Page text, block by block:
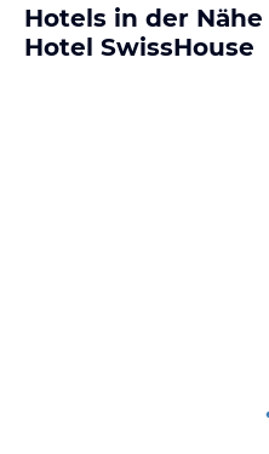
Hotels in der
Hotel SwissHouse